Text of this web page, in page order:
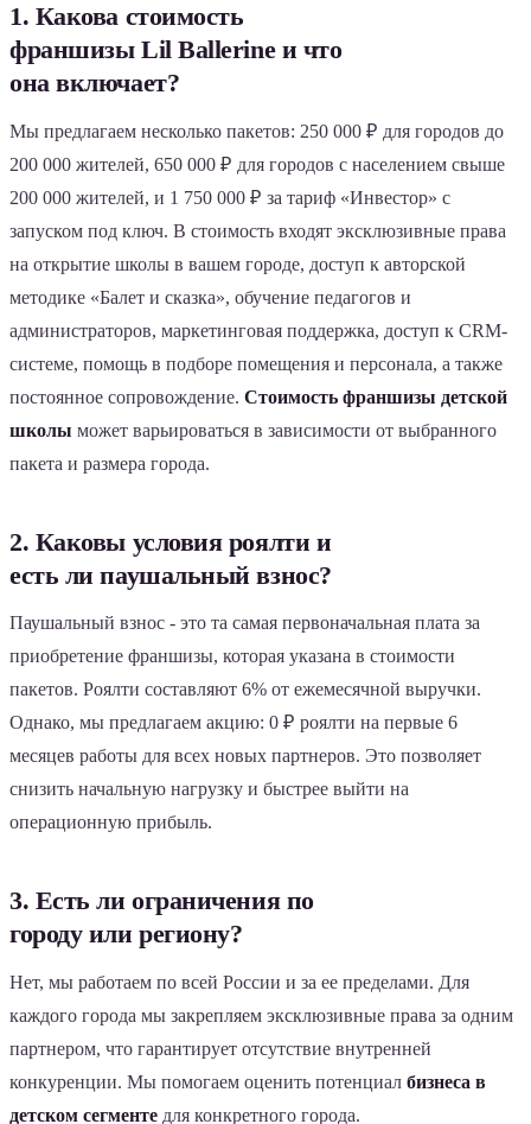
1. Какова стоимость
франшизы Lil Ballerine и что
она включает?
Мы предлагаем несколько пакетов: 250 000 ₽ для городов до
200 000 жителей, 650 000 ₽ для городов с населением свыше
200 000 жителей, и 1 750 000 ₽ за тариф «Инвестор» с
запуском под ключ. В стоимость входят эксклюзивные права
на открытие школы в вашем городе, доступ к авторской
методике «Балет и сказка», обучение педагогов и
администраторов, маркетинговая поддержка, доступ к CRM-
системе, помощь в подборе помещения и персонала, а также
постоянное сопровождение. Стоимость франшизы детской
школы может варьироваться в зависимости от выбранного
пакета и размера города.
2. Каковы условия роялти и
есть ли паушальный взнос?
Паушальный взнос - это та самая первоначальная плата за
приобретение франшизы, которая указана в стоимости
пакетов. Роялти составляют 6% от ежемесячной выручки.
Однако, мы предлагаем акцию: 0 ₽ роялти на первые 6
месяцев работы для всех новых партнеров. Это позволяет
снизить начальную нагрузку и быстрее выйти на
операционную прибыль.
3. Есть ли ограничения по
городу или региону?
Нет, мы работаем по всей России и за ее пределами. Для
каждого города мы закрепляем эксклюзивные права за одним
партнером, что гарантирует отсутствие внутренней
конкуренции. Мы помогаем оценить потенциал бизнеса в
детском сегменте для конкретного города.